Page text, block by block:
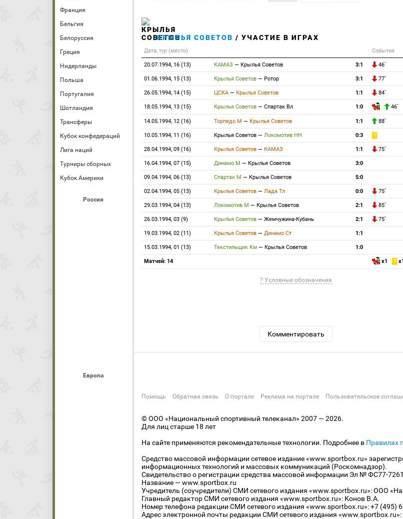
Франция
Бельгия
Белоруссия
Греция
Нидерланды
Польша
Португалия
Шотландия
Трансферы
Кубок конфедераций
Лига наций
Турниры сборных
Кубок Америки
Россия
Европа
КРЫЛЬЯ СОВЕТОВ / УЧАСТИЕ В ИГРАХ
Дата, тур (место) События
20.07.1994, 16 (13) КАМАЗ — Крылья Советов 3:1 46`
01.06.1994, 15 (13) Крылья Советов — Ротор 3:1 77`
26.05.1994, 14 (15) ЦСКА — Крылья Советов 1:1 84`
18.05.1994, 13 (15) Крылья Советов — Спартак Вл 1:0 46`
14.05.1994, 12 (16) Торпедо М — Крылья Советов 1:1 88`
10.05.1994, 11 (16) Крылья Советов — Локомотив НН 0:3
28.04.1994, 09 (16) Крылья Советов — КАМАЗ 1:1 75`
16.04.1994, 07 (15) Динамо М — Крылья Советов 3:0
09.04.1994, 06 (13) Спартак М — Крылья Советов 5:0
02.04.1994, 05 (13) Крылья Советов — Лада Тл 0:0 75`
29.03.1994, 04 (13) Локомотив М — Крылья Советов 2:1 85`
26.03.1994, 03 (9) Крылья Советов — Жемчужина-Кубань 2:1 75`
19.03.1994, 02 (11) Крылья Советов — Динамо Ст 1:1
15.03.1994, 01 (13) Текстильщик Км — Крылья Советов 1:0
Матчей: 14 x1
? Условные обозначения
Комментировать
Помощь Обратная связь О портале Реклама на портале Пользовательское
© ООО «Национальный спортивный телеканал» 2007 — 2026.
Для лиц старше 18 лет
На сайте применяются рекомендательные технологии. Подробнее в Правилах
Средство массовой информации сетевое издание «www.sportbox.ru»
информационных технологий и массовых коммуникаций (Роскомнадзор).
Свидетельство о регистрации средства массовой информации Эл № ФС77-
Название — www.sportbox.ru
Учредитель (соучредители) СМИ сетевого издания «www.sportbox.ru»: ООО
Главный редактор СМИ сетевого издания «www.sportbox.ru»: Конов В.А.
Номер телефона редакции СМИ сетевого издания «www.sportbox.ru»: +7 (495)
Адрес электронной почты редакции СМИ сетевого издания